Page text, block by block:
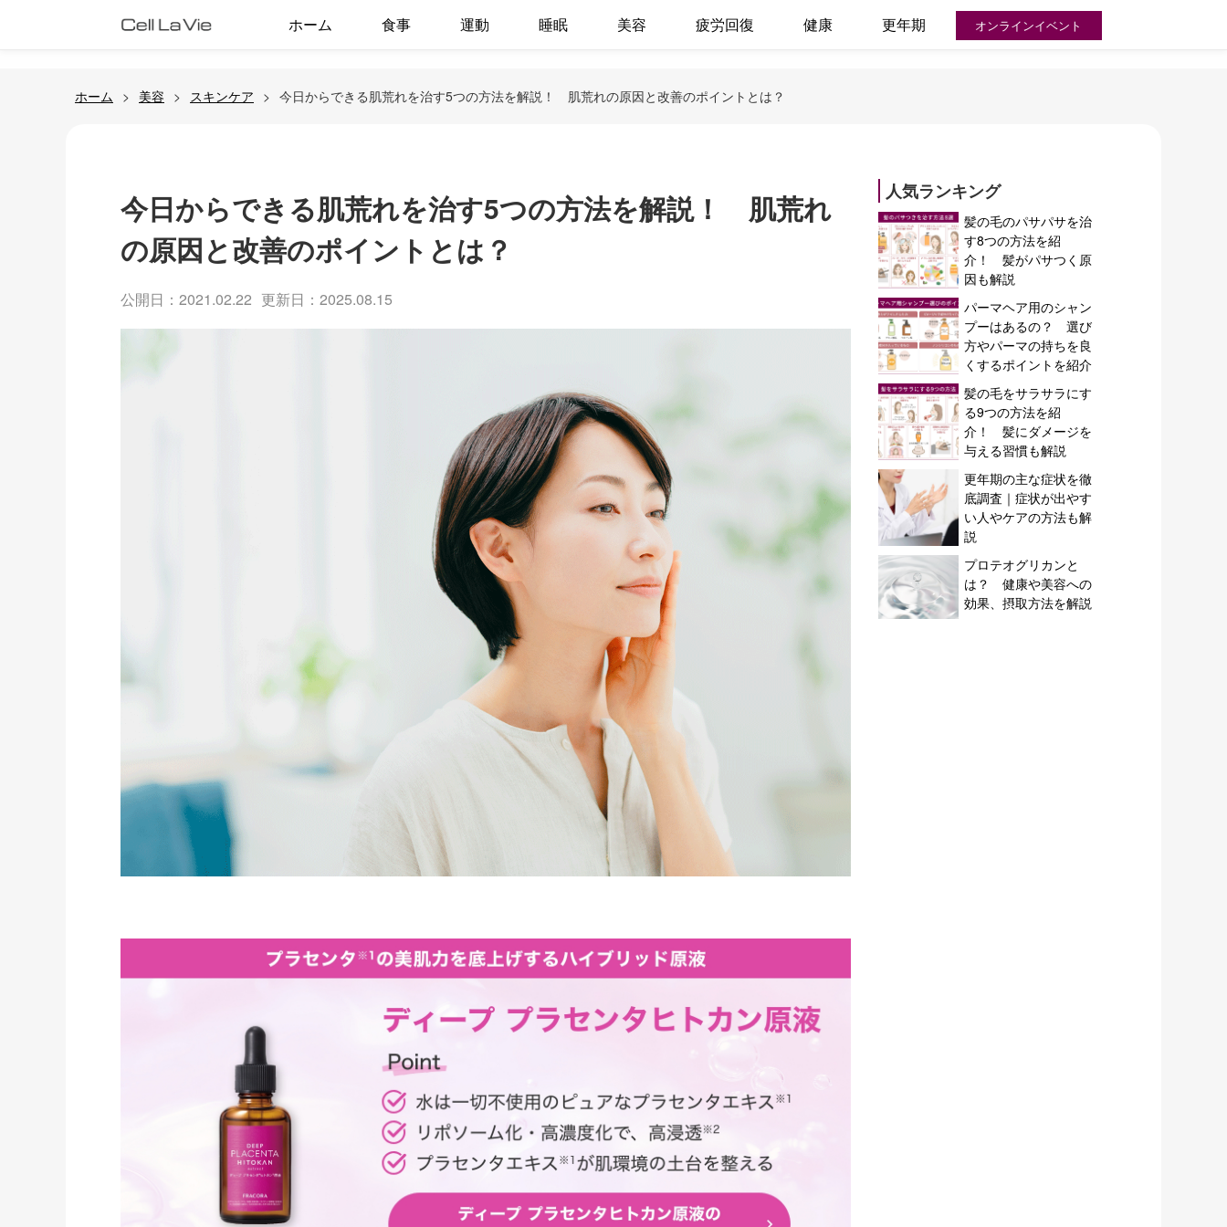
ホーム 食事 運動 睡眠 美容 疲労回復 健康 更年期 オンラインイベント
ホーム 美容 スキンケア 今日からできる肌荒れを治す5つの方法を解説！ 肌荒れの原因と改善のポイントとは？
今日からできる肌荒れを治す5つの方法を解説！ 肌荒れ
の原因と改善のポイントとは？
公開日：2021.02.22 更新日：2025.08.15
人気ランキング
髪の毛のパサパサを治
す8つの方法を紹
介！ 髪がパサつく原
因も解説
パーマヘア用のシャン
プーはあるの？ 選び
方やパーマの持ちを良
くするポイントを紹介
髪の毛をサラサラにす
る9つの方法を紹
介！ 髪にダメージを
与える習慣も解説
更年期の主な症状を徹
底調査｜症状が出やす
い人やケアの方法も解
説
プロテオグリカンと
は？ 健康や美容への
効果、摂取方法を解説